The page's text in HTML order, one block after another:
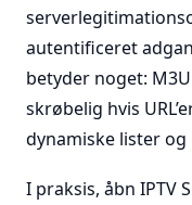
autentificeret
betyder noget:
skrøbelig hvis
dynamiske lister
I praksis, åbn IPTV